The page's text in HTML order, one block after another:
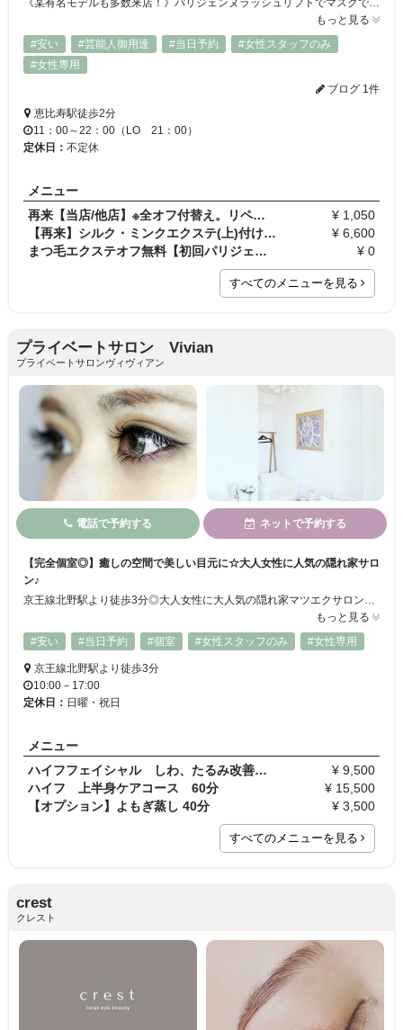
《某有名モデルも多数来店！》パリジェンヌラッシュリフトでマスクでもお目元は印象的に♪セーブル/フラットラッシュつけ放題プラン・100本プラン～◎流行りのブラウンカラーあり★3Dボリュームラッシュは世界最細0.05mm！フラットラッシュで負担をかけないまつエクにリピーター続出☆恵比寿駅から徒歩2分の好立地！夜～22時まで営業しているのでお仕事帰りの人も安心♪短時間で持ちがいいまつげに仕上げます♪
もっと見る
#安い
#芸能人御用達 #当日予約
#女性スタッフのみ
#女性専用
ブログ 1件
恵比寿駅徒歩2分
11：00～22：00（LO 21：00）
定休日： 不定休
メニュー
再来【当店/他店】※全オフ付替え。リペアの方は選択…
¥ 1,050
【再来】シルク・ミンクエクステ(上)付け放題
¥ 6,600
まつ毛エクステオフ無料【初回パリジェンヌラッシュ…
¥ 0
すべてのメニューを見る
プライベートサロン Vivian
プライベートサロンヴィヴィアン
電話で予約する ネットで予約する
【完全個室◎】癒しの空間で美しい目元に☆大人女性に人気の隠れ家サロ
ン♪
京王線北野駅より徒歩3分◎大人女性に大人気の隠れ家マツエクサロン！自まつ毛になじみやすく負担の少ないセーブルエクステで、上品な目元を叶えます☆ごわつきも少なく、持ちが良いと大好評！話題のフラットラッシュもつけ放題をご用意しています♪サロン内は完全個室のプライベート空間。小さなお子様の同伴もOKですのでお気軽にお越しくださいませ！
もっと見る
#安い
#当日予約 #個室 #女性スタッフのみ #女性専用
京王線北野駅より徒歩3分
10:00－17:00
定休日： 日曜・祝日
メニュー
ハイフフェイシャル しわ、たるみ改善ケア（お顔全…
¥ 9,500
ハイフ 上半身ケアコース 60分
¥ 15,500
【オプション】よもぎ蒸し 40分
¥ 3,500
すべてのメニューを見る
crest
クレスト